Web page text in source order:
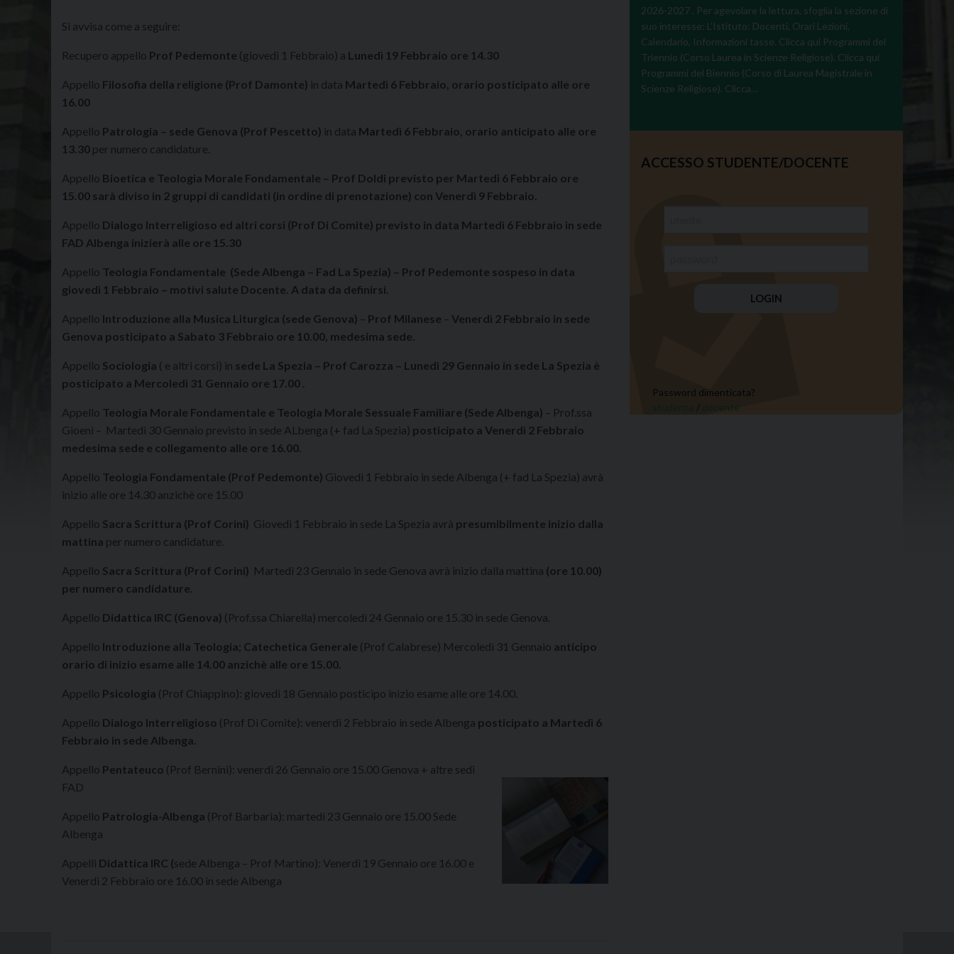
Si avvisa come a seguire:
Recupero appello Prof Pedemonte (giovedì 1 Febbraio) a Lunedì 19 Febbraio ore 14.30
Appello Filosofia della religione (Prof Damonte) in data Martedì 6 Febbraio, orario posticipato alle ore
16.00
Appello Patrologia – sede Genova (Prof Pescetto) in data Martedì 6 Febbraio, orario anticipato alle ore
13.30 per numero candidature.
Appello Bioetica e Teologia Morale Fondamentale – Prof Doldi previsto per Martedì 6 Febbraio ore
15.00 sarà diviso in 2 gruppi di candidati (in ordine di prenotazione) con Venerdì 9 Febbraio.
Appello Dialogo Interreligioso ed altri corsi (Prof Di Comite) previsto in data Martedì 6 Febbraio in sede
FAD Albenga inizierà alle ore 15.30
Appello Teologia Fondamentale (Sede Albenga – Fad La Spezia) – Prof Pedemonte sospeso in data
giovedì 1 Febbraio – motivi salute Docente. A data da definirsi.
Appello Introduzione alla Musica Liturgica (sede Genova) – Prof Milanese – Venerdì 2 Febbraio in sede
Genova posticipato a Sabato 3 Febbraio ore 10.00, medesima sede.
Appello Sociologia ( e altri corsi) in sede La Spezia – Prof Carozza – Lunedì 29 Gennaio in sede La Spezia è
posticipato a Mercoledì 31 Gennaio ore 17.00 .
Appello Teologia Morale Fondamentale e Teologia Morale Sessuale Familiare (Sede Albenga) – Prof.ssa
Gioeni – Martedì 30 Gennaio previsto in sede ALbenga (+ fad La Spezia) posticipato a Venerdì 2 Febbraio
medesima sede e collegamento alle ore 16.00.
Appello Teologia Fondamentale (Prof Pedemonte) Giovedì 1 Febbraio in sede Albenga (+ fad La Spezia) avrà
inizio alle ore 14.30 anzichè ore 15.00
Appello Sacra Scrittura (Prof Corini) Giovedì 1 Febbraio in sede La Spezia avrà presumibilmente inizio dalla
mattina per numero candidature.
Appello Sacra Scrittura (Prof Corini) Martedì 23 Gennaio in sede Genova avrà inizio dalla mattina (ore 10.00)
per numero candidature.
Appello Didattica IRC (Genova) (Prof.ssa Chiarella) mercoledì 24 Gennaio ore 15.30 in sede Genova.
Appello Introduzione alla Teologia; Catechetica Generale (Prof Calabrese) Mercoledì 31 Gennaio anticipo
orario di inizio esame alle 14.00 anzichè alle ore 15.00.
Appello Psicologia (Prof Chiappino): giovedì 18 Gennaio posticipo inizio esame alle ore 14.00.
Appello Dialogo Interreligioso (Prof Di Comite): venerdì 2 Febbraio in sede Albenga posticipato a Martedì 6
Febbraio in sede Albenga.
Appello Pentateuco (Prof Bernini): venerdì 26 Gennaio ore 15.00 Genova + altre sedi
FAD
Appello Patrologia-Albenga (Prof Barbarìa): martedì 23 Gennaio ore 15.00 Sede
Albenga
Appelli Didattica IRC (sede Albenga – Prof Martino): Venerdì 19 Gennaio ore 16.00 e
Venerdì 2 Febbraio ore 16.00 in sede Albenga
2026-2027 . Per agevolare la lettura, sfoglia la sezione di
suo interesse: L’Istituto: Docenti, Orari Lezioni,
Calendario, Informazioni tasse. Clicca qui Programmi del
Triennio (Corso Laurea in Scienze Religiose). Clicca qui
Programmi del Biennio (Corso di Laurea Magistrale in
Scienze Religiose). Clicca…
ACCESSO STUDENTE/DOCENTE
Password dimenticata?
studente / docente